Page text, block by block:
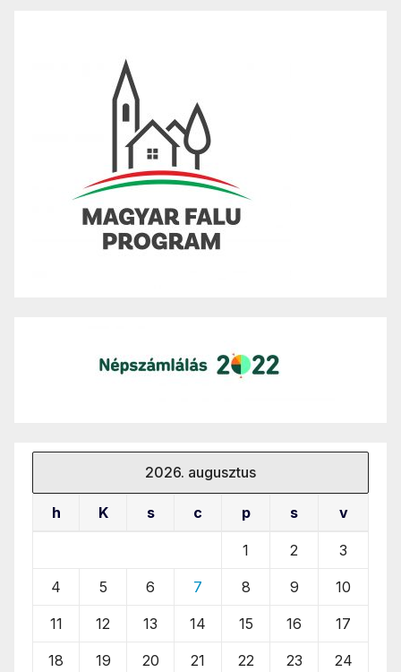
2026. augusztus
h K s c p s v
1 2 3
4 5 6 7 8 9 10
11 12 13 14 15 16 17
18 19 20 21 22 23 24